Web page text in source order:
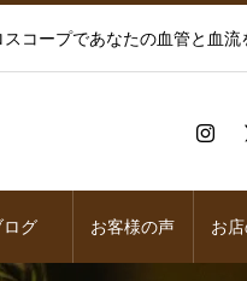
コープであなたの血管と血流
ログ お客様の声 お